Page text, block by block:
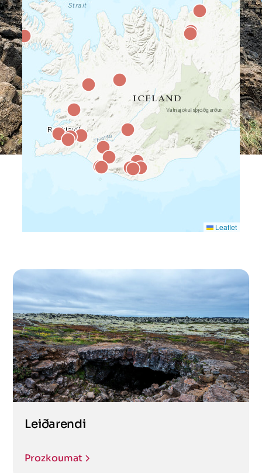
Leaflet
Leiðarendi
Prozkoumat